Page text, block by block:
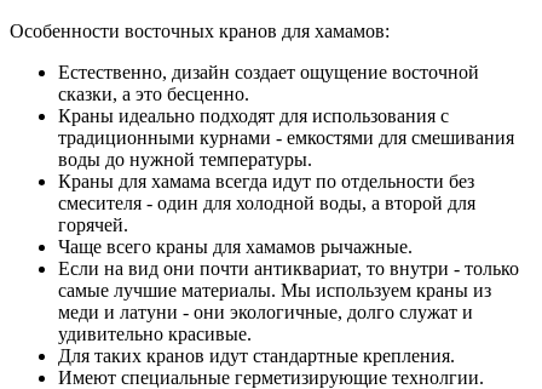
Особенности восточных кранов для хамамов:
Естественно, дизайн создает ощущение восточной
сказки, а это бесценно.
Краны идеально подходят для использования с
традиционными курнами - емкостями для смешивания
воды до нужной температуры.
Краны для хамама всегда идут по отдельности без
смесителя - один для холодной воды, а второй для
горячей.
Чаще всего краны для хамамов рычажные.
Если на вид они почти антиквариат, то внутри - только
самые лучшие материалы. Мы используем краны из
меди и латуни - они экологичные, долго служат и
удивительно красивые.
Для таких кранов идут стандартные крепления.
Имеют специальные герметизирующие технолгии.